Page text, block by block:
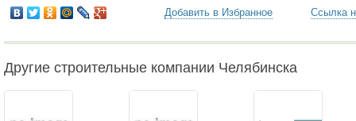
Добавить в Избранное Ссылка
Другие строительные компании Челябинска